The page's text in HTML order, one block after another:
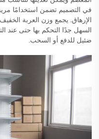
في التصميم تضمن استخدامًا
الإرهاق. يجمع وزن العربة
السهل جدًا التحكم بها حتى عند
ضئيل للدفع أو السحب.